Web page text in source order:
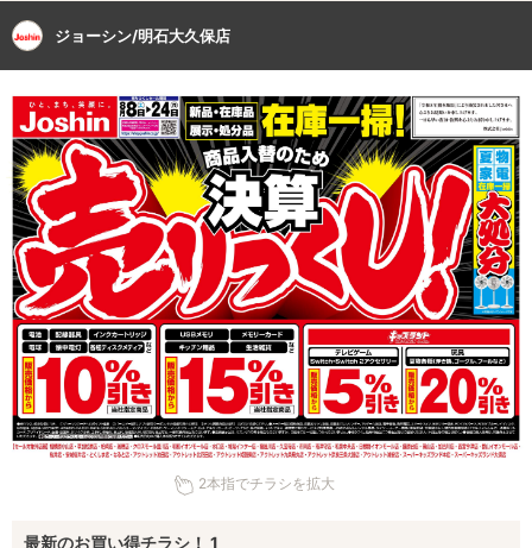
ジョーシン/明石大久保店
2本指でチラシを拡大
最新のお買い得チラシ！ 1